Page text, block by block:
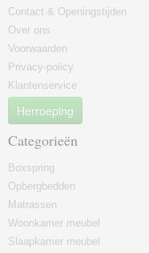
Contact & Openingstijden
Over ons
Voorwaarden
Privacy-policy
Klantenservice
Herroeping
Categorieën
Boxspring
Opbergbedden
Matrassen
Woonkamer meubel
Slaapkamer meubel